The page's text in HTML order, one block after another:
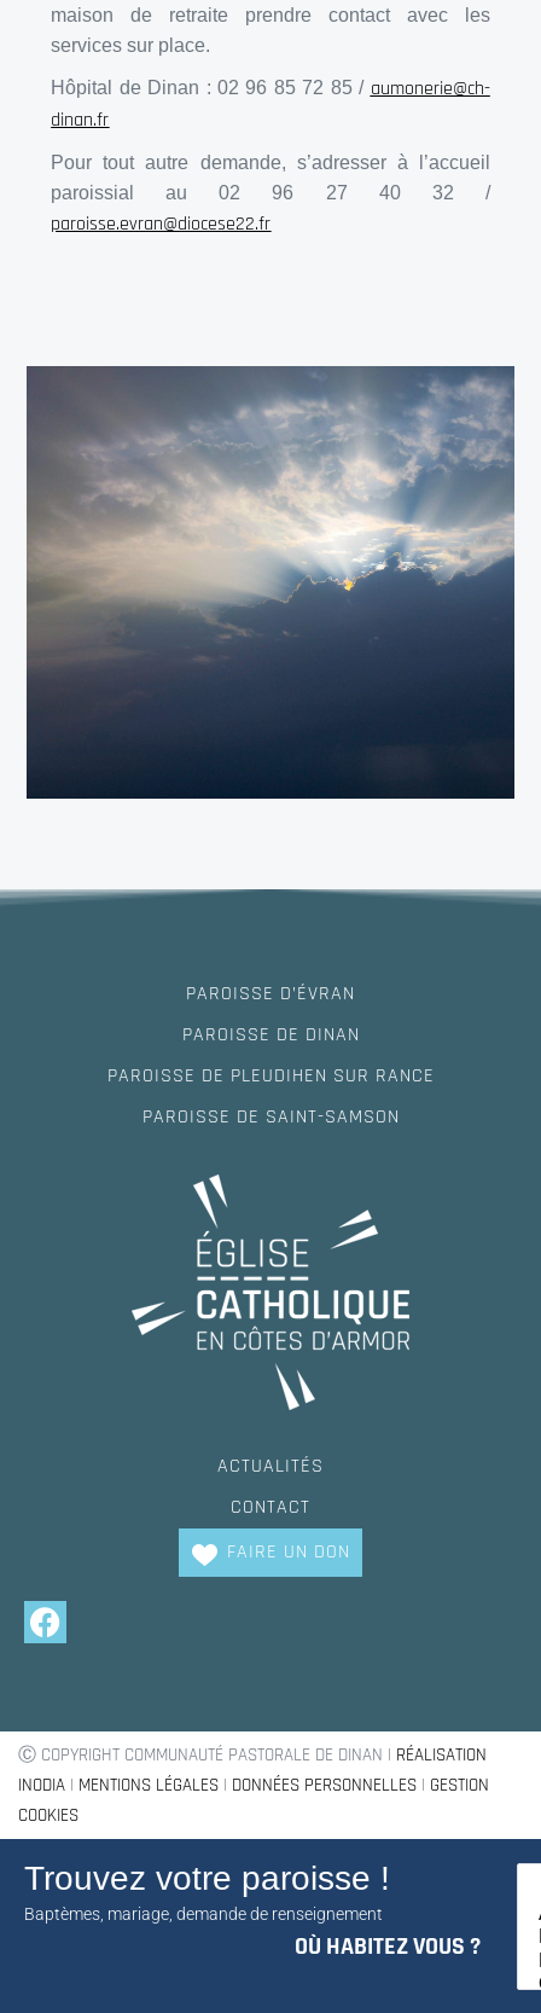
maison de retraite prendre contact avec les
services sur place.
Hôpital de Dinan : 02 96 85 72 85 / aumonerie@ch-
dinan.fr
Pour tout autre demande, s’adresser à l’accueil
paroissial au 02 96 27 40 32 /
paroisse.evran@diocese22.fr
PAROISSE D’ÉVRAN
PAROISSE DE DINAN
PAROISSE DE PLEUDIHEN SUR RANCE
PAROISSE DE SAINT-SAMSON
ACTUALITÉS
CONTACT
FAIRE UN DON
Ⓒ COPYRIGHT COMMUNAUTÉ PASTORALE DE DINAN | RÉALISATION
INODIA | MENTIONS LÉGALES | DONNÉES PERSONNELLES | GESTION
COOKIES
Trouvez votre paroisse !
Baptèmes, mariage, demande de renseignement
OÙ HABITEZ VOUS ?